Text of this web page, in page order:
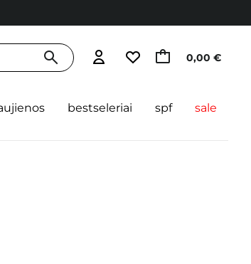
0,00 €
bestseleriai spf sale